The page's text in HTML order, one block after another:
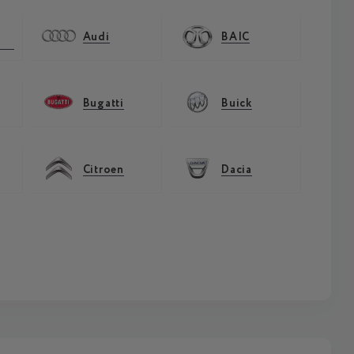
Audi BAIC
Bugatti Buick
Citroen Dacia